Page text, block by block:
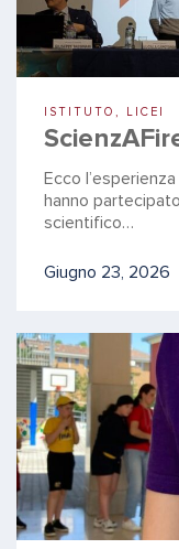
ISTITUTO, LICEI
Ecco
hanno
scientifico…
Giugno 23, 2026